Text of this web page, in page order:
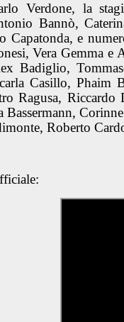
Verdone, la
Bannò,
Capatonda, e
Vera Gemma
Badiglio,
Casillo, Phaim
Ragusa, Riccardo
Bassermann,
Roberto